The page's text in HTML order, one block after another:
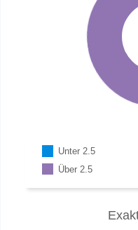
Unter 2.5
Über 2.5